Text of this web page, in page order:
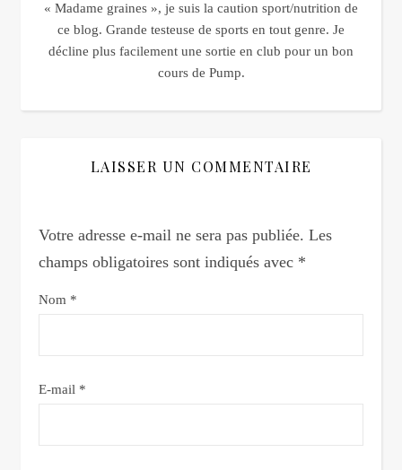
« Madame graines », je suis la caution sport/nutrition de
ce blog. Grande testeuse de sports en tout genre. Je
décline plus facilement une sortie en club pour un bon
cours de Pump.
LAISSER UN COMMENTAIRE
Votre adresse e-mail ne sera pas publiée. Les
champs obligatoires sont indiqués avec *
Nom *
E-mail *